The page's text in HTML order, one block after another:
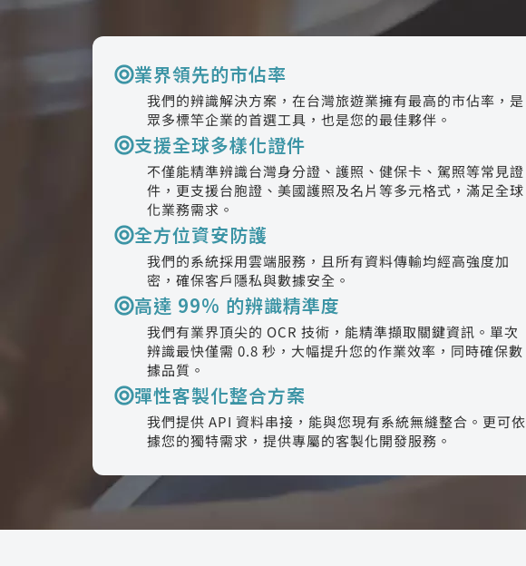
業界領先的市佔率
我們的辨識解決方案，在台灣旅遊業擁有最高的市佔率，是
眾多標竿企業的首選工具，也是您的最佳夥伴。
支援全球多樣化證件
不僅能精準辨識台灣身分證、護照、健保卡、駕照等常見證
件，更支援台胞證、美國護照及名片等多元格式，滿足全球
化業務需求。
全方位資安防護
我們的系統採用雲端服務，且所有資料傳輸均經高強度加
密，確保客戶隱私與數據安全。
高達 99% 的辨識精準度
我們有業界頂尖的 OCR 技術，能精準擷取關鍵資訊。單次
辨識最快僅需 0.8 秒，大幅提升您的作業效率，同時確保數
據品質。
彈性客製化整合方案
我們提供 API 資料串接，能與您現有系統無縫整合。更可依
據您的獨特需求，提供專屬的客製化開發服務。